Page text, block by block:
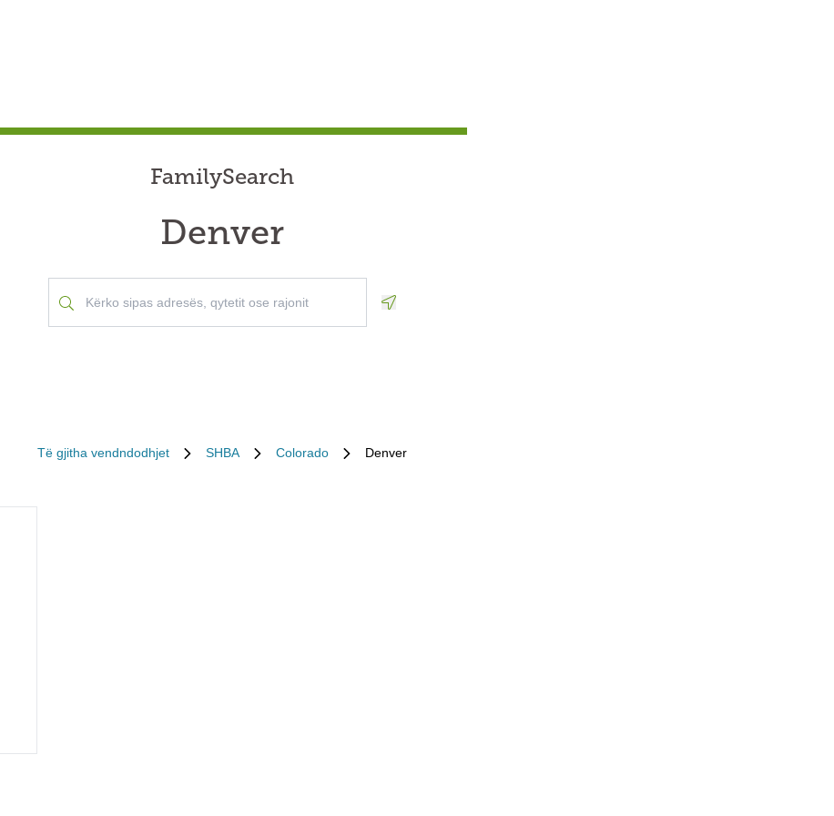
FamilySearch
Denver
Të gjitha vendndodhjet SHBA Colorado Denver